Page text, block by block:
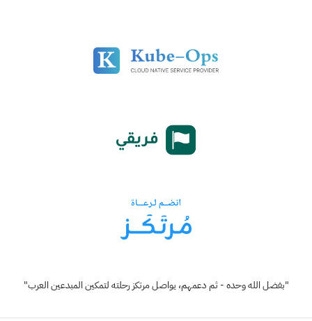
"بفضل الله وحده - ثم دعمهم، يواصل مرتكز رحلته لتمكين المبدعين العرب"